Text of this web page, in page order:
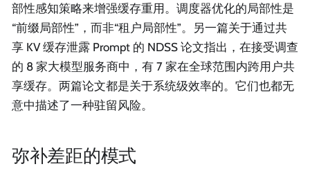
部性感知策略来增强缓存重用。调度器优化的局部性是
“前缀局部性”，而非“租户局部性”。另一篇关于通过共
享 KV 缓存泄露 Prompt 的 NDSS 论文指出，在接受调查
的 8 家大模型服务商中，有 7 家在全球范围内跨用户共
享缓存。两篇论文都是关于系统级效率的。它们也都无
意中描述了一种驻留风险。
弥补差距的模式